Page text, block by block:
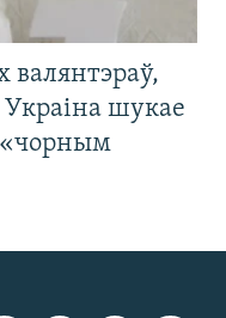
валянтэраў,
Украіна шукае
«чорным